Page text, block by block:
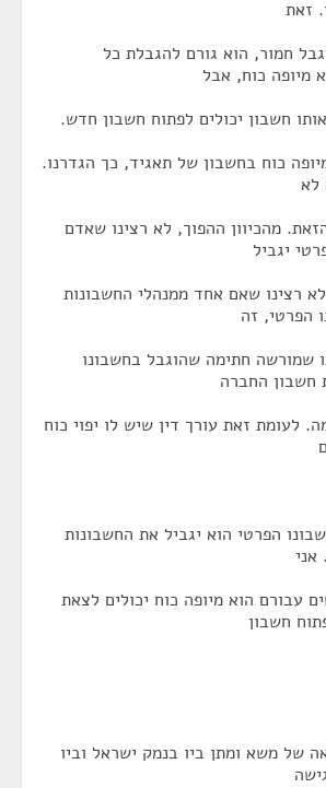
זאת
חמור, הוא גורם להגבלת כל
מיופה כוח, אבל
חשבון יכולים לפתוח חשבון חדש.
כוח בחשבון של תאגיד, כך הגדרנו.
לא
מהכיוון ההפוך, לא רצינו שאדם
יגביל
רצינו שאם אחד ממנהלי החשבונות
הפרטי, זה
שמורשה חתימה שהוגבל בחשבונו
חשבון החברה
לעומת זאת עורך דין שיש לו יפוי כוח
הפרטי הוא יגביל את החשבונות
עבורם הוא מיופה כוח יכולים לצאת
חשבון
של משא ומתן ביו בנמק ישראל וביו